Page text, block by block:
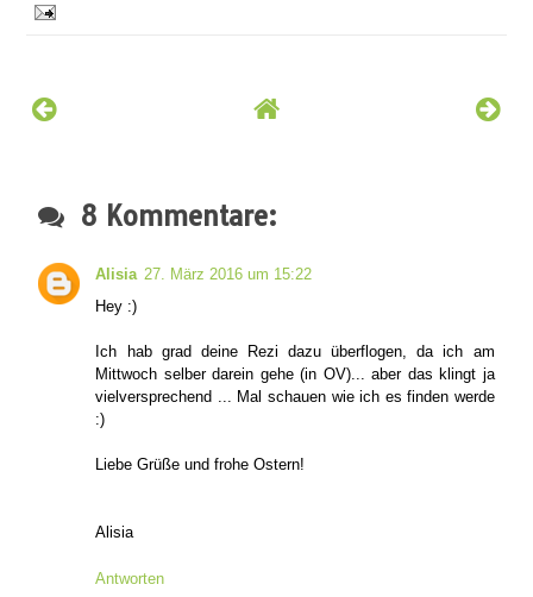
8 Kommentare:
Alisia 27. März 2016 um 15:22
Hey :)
Ich hab grad deine Rezi dazu überflogen, da ich am
Mittwoch selber darein gehe (in OV)... aber das klingt ja
vielversprechend ... Mal schauen wie ich es finden werde
:)
Liebe Grüße und frohe Ostern!
Alisia
Antworten